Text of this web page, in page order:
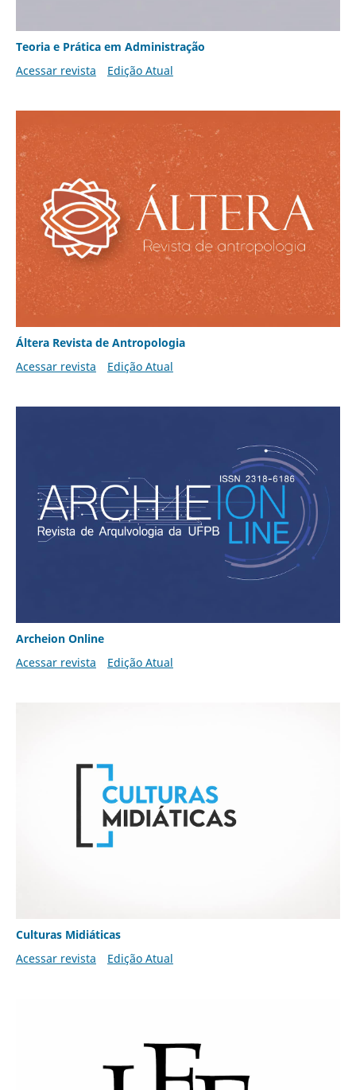
Teoria e Prática em Administração
Acessar revista
Edição Atual
Áltera Revista de Antropologia
Acessar revista
Edição Atual
Archeion Online
Acessar revista
Edição Atual
Culturas Midiáticas
Acessar revista
Edição Atual